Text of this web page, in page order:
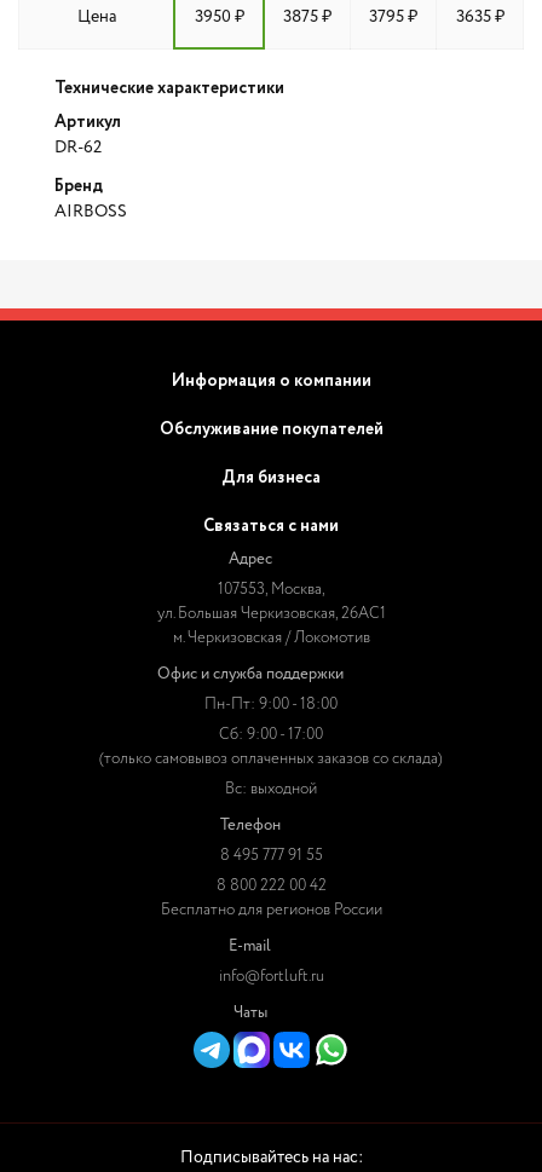
Цена 3950 ₽ 3875 ₽ 3795 ₽ 3635 ₽
Технические характеристики
Артикул
DR-62
Бренд
AIRBOSS
Информация о компании
Обслуживание покупателей
Для бизнеса
Связаться с нами
Адрес
107553, Москва,
ул. Большая Черкизовская, 26АС1
м. Черкизовская / Локомотив
Офис и служба поддержки
Пн-Пт: 9:00 - 18:00
Сб: 9:00 - 17:00
(только самовывоз оплаченных заказов со склада)
Вс: выходной
Телефон
8 495 777 91 55
8 800 222 00 42
Бесплатно для регионов России
E-mail
info@fortluft.ru
Чаты
Подписывайтесь на нас: